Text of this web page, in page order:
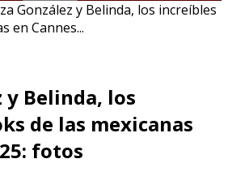
González y Belinda, los increíbles
en Cannes...
y Belinda, los
de las mexicanas
fotos